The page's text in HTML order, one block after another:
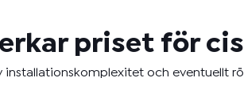
priset för
och eventuellt